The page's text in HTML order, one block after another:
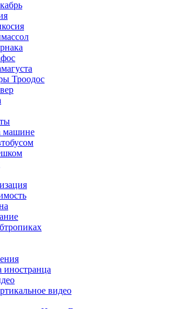
Троодос
машине
иностранца
видео